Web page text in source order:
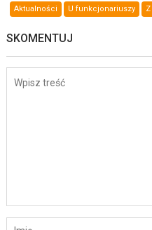
Aktualności U funkcjonariuszy
SKOMENTUJ